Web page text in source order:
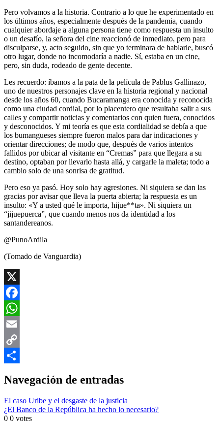
Pero volvamos a la historia. Contrario a lo que he experimentado en
los últimos años, especialmente después de la pandemia, cuando
cualquier abordaje a alguna persona tiene como respuesta un insulto
o un desafío, la señora del cine reaccionó de inmediato, pero para
disculparse, y, acto seguido, sin que yo terminara de hablarle, buscó
otro lugar, donde no incomodaría a nadie. Sí, estaba en un cine,
pero, sin duda, rodeado de gente decente.
Les recuerdo: íbamos a la pata de la película de Pablus Gallinazo,
uno de nuestros personajes clave en la historia regional y nacional
desde los años 60, cuando Bucaramanga era conocida y reconocida
como una ciudad cordial, por lo placentero que resultaba salir a sus
calles y compartir noticias y comentarios con quien fuera, conocidos
y desconocidos. Y mi teoría es que esta cordialidad se debía a que
los bumangueses siempre fueron malos para dar indicaciones y
orientar direcciones; de modo que, después de varios intentos
fallidos por ubicar al visitante en “Cremas” para que llegara a su
destino, optaban por llevarlo hasta allá, y cargarle la maleta; todo a
cambio solo de una sonrisa de gratitud.
Pero eso ya pasó. Hoy solo hay agresiones. Ni siquiera se dan las
gracias por avisar que lleva la puerta abierta; la respuesta es un
insulto: «Y a usted qué le importa, hijue**ta». Ni siquiera un
“jijuepuerca”, que cuando menos nos da identidad a los
santandereanos.
@PunoArdila
(Tomado de Vanguardia)
X
Facebook
WhatsApp
Email
Copy
Navegación de entradas
El caso Uribe y el desgaste de la justicia
¿El Banco de la República ha hecho lo necesario?
0 0 votes